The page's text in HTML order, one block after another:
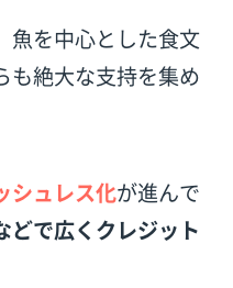
魚を中心とした食文
も絶大な支持を集め
シュレス化が進んで
どで広くクレジット